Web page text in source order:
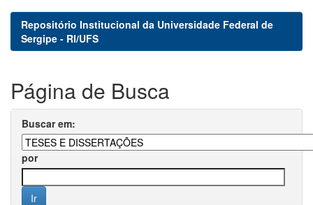
Repositório Institucional da Universidade Federal de
Sergipe - RI/UFS
Página de Busca
Buscar em:
por